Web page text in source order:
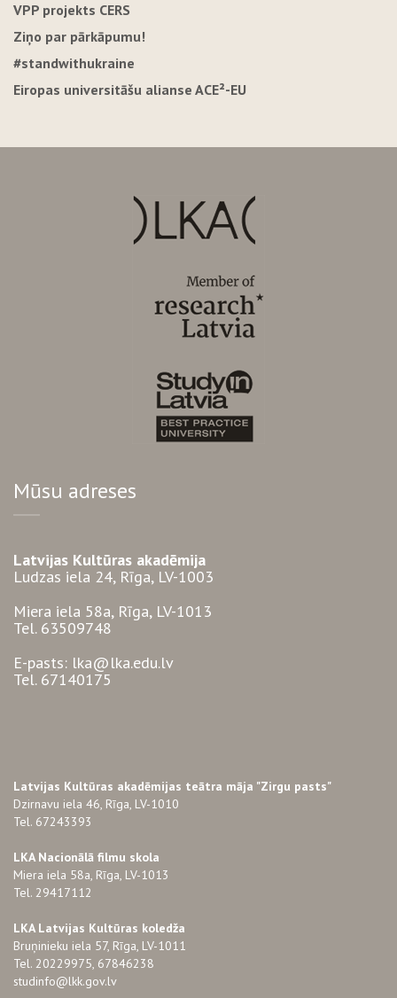
VPP projekts CERS
Ziņo par pārkāpumu!
#standwithukraine
Eiropas universitāšu alianse ACE²-EU
Mūsu adreses
Latvijas Kultūras akadēmija
Ludzas iela 24, Rīga, LV-1003
Miera iela 58a, Rīga, LV-1013
Tel. 63509748
E-pasts: lka@lka.edu.lv
Tel. 67140175
Latvijas Kultūras akadēmijas teātra māja "Zirgu pasts"
Dzirnavu iela 46, Rīga, LV-1010
Tel. 67243393
LKA Nacionālā filmu skola
Miera iela 58a, Rīga, LV-1013
Tel. 29417112
LKA Latvijas Kultūras koledža
Bruņinieku iela 57, Rīga, LV-1011
Tel. 20229975, 67846238
studinfo@lkk.gov.lv